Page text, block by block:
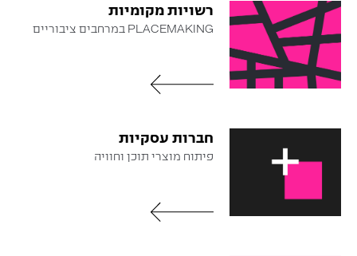
רשויות מקומיות
PLACEMAKING במרחבים ציבוריים
חברות עסקיות
פיתוח מוצרי תוכן וחוויה